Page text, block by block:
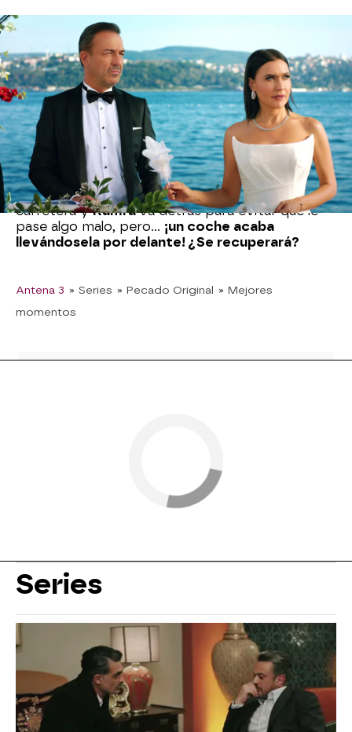
estalla contra su padre y le echa en cara
que no piense en su madre y que se deje
manipular conEnder. El cabreo de la joven es tan
grande que decide marcharse de casa.“No me
vas a ver en mucho tiempo”,le deja claro
Kumru
a su padre.
A la salida de la mansión, la joven se encuentra
con un perrito perdido y mira a su alrededor
para ver si encuentra a su dueño. Después de
acariciarlo, el animal se dirige corriendo a la
carretera yKumruva detrás para evitar que le
pase algo malo, pero… ¡un coche acaba
llevándosela por delante! ¿Se recuperará?
Antena 3 » Series » Pecado Original » Mejores
momentos
Series